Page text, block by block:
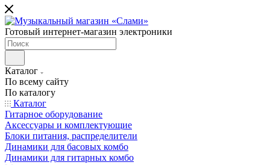
Готовый интернет-магазин электроники
Каталог
По всему сайту
По каталогу
Каталог
Гитарное оборудование
Аксессуары и комплектующие
Блоки питания, распределители
Динамики для басовых комбо
Динамики для гитарных комбо